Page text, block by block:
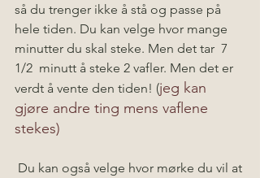
så du trenger ikke å stå og passe på
hele tiden. Du kan velge hvor mange
minutter du skal steke. Men det tar  7
1/2  minutt å steke 2 vafler. Men det er
verdt å vente den tiden! (jeg kan
gjøre andre ting mens vaflene
stekes)